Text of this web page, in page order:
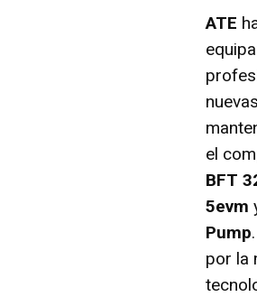
ATE
el
BFT
5evm
Pump
por la